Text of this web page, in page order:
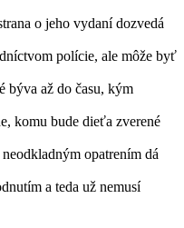
o jeho vydaní dozvedá
polície, ale môže byť
býva až do času, kým
komu bude dieťa zverené
opatrením dá
a teda už nemusí